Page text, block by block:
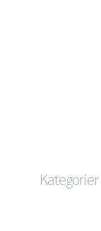
Kategorier